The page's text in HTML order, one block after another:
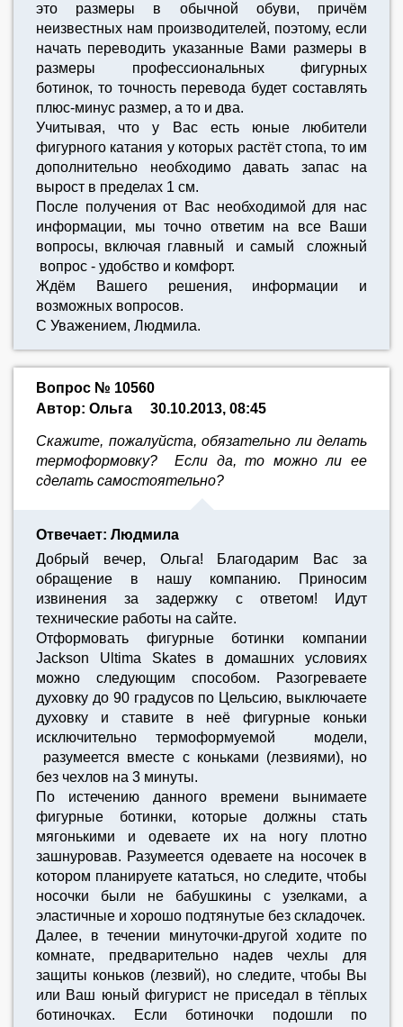
это размеры в обычной обуви, причём
неизвестных нам производителей, поэтому, если
начать переводить указанные Вами размеры в
размеры профессиональных фигурных
ботинок, то точность перевода будет составлять
плюс-минус размер, а то и два.
Учитывая, что у Вас есть юные любители
фигурного катания у которых растёт стопа, то им
дополнительно необходимо давать запас на
вырост в пределах 1 см.
После получения от Вас необходимой для нас
информации, мы точно ответим на все Ваши
вопросы, включая главный и самый сложный
вопрос - удобство и комфорт.
Ждём Вашего решения, информации и
возможных вопросов.
С Уважением, Людмила.
Вопрос № 10560
Автор: Ольга
30.10.2013, 08:45
Скажите, пожалуйста, обязательно ли делать
термоформовку? Если да, то можно ли ее
сделать самостоятельно?
Отвечает: Людмила
Добрый вечер, Ольга! Благодарим Вас за
обращение в нашу компанию. Приносим
извинения за задержку с ответом! Идут
технические работы на сайте.
Отформовать фигурные ботинки компании
Jackson Ultima Skates в домашних условиях
можно следующим способом. Разогреваете
духовку до 90 градусов по Цельсию, выключаете
духовку и ставите в неё фигурные коньки
исключительно термоформуемой модели,
разумеется вместе с коньками (лезвиями), но
без чехлов на 3 минуты.
По истечению данного времени вынимаете
фигурные ботинки, которые должны стать
мягонькими и одеваете их на ногу плотно
зашнуровав. Разумеется одеваете на носочек в
котором планируете кататься, но следите, чтобы
носочки были не бабушкины с узелками, а
эластичные и хорошо подтянутые без складочек.
Далее, в течении минуточки-другой ходите по
комнате, предварительно надев чехлы для
защиты коньков (лезвий), но следите, чтобы Вы
или Ваш юный фигурист не приседал в тёплых
ботиночках. Если ботиночки подошли по